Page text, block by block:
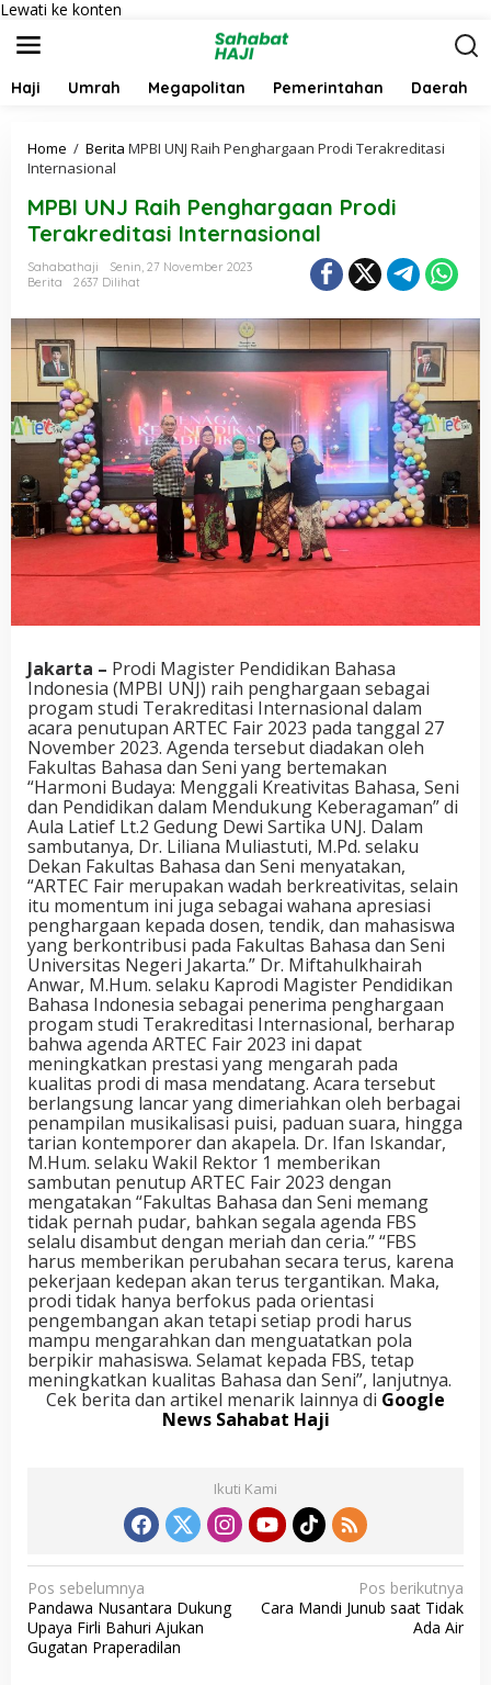
Lewati ke konten
Haji Umrah Megapolitan Pemerintahan Daerah
Home / Berita MPBI UNJ Raih Penghargaan Prodi Terakreditasi
Internasional
MPBI UNJ Raih Penghargaan Prodi
Terakreditasi Internasional
Sahabathaji
Senin, 27 November 2023
Berita
2637 Dilihat
Jakarta – Prodi Magister Pendidikan Bahasa
Indonesia (MPBI UNJ) raih penghargaan sebagai
progam studi Terakreditasi Internasional dalam
acara penutupan ARTEC Fair 2023 pada tanggal 27
November 2023. Agenda tersebut diadakan oleh
Fakultas Bahasa dan Seni yang bertemakan
“Harmoni Budaya: Menggali Kreativitas Bahasa, Seni
dan Pendidikan dalam Mendukung Keberagaman” di
Aula Latief Lt.2 Gedung Dewi Sartika UNJ. Dalam
sambutanya, Dr. Liliana Muliastuti, M.Pd. selaku
Dekan Fakultas Bahasa dan Seni menyatakan,
“ARTEC Fair merupakan wadah berkreativitas, selain
itu momentum ini juga sebagai wahana apresiasi
penghargaan kepada dosen, tendik, dan mahasiswa
yang berkontribusi pada Fakultas Bahasa dan Seni
Universitas Negeri Jakarta.” Dr. Miftahulkhairah
Anwar, M.Hum. selaku Kaprodi Magister Pendidikan
Bahasa Indonesia sebagai penerima penghargaan
progam studi Terakreditasi Internasional, berharap
bahwa agenda ARTEC Fair 2023 ini dapat
meningkatkan prestasi yang mengarah pada
kualitas prodi di masa mendatang. Acara tersebut
berlangsung lancar yang dimeriahkan oleh berbagai
penampilan musikalisasi puisi, paduan suara, hingga
tarian kontemporer dan akapela. Dr. Ifan Iskandar,
M.Hum. selaku Wakil Rektor 1 memberikan
sambutan penutup ARTEC Fair 2023 dengan
mengatakan “Fakultas Bahasa dan Seni memang
tidak pernah pudar, bahkan segala agenda FBS
selalu disambut dengan meriah dan ceria.” “FBS
harus memberikan perubahan secara terus, karena
pekerjaan kedepan akan terus tergantikan. Maka,
prodi tidak hanya berfokus pada orientasi
pengembangan akan tetapi setiap prodi harus
mampu mengarahkan dan menguatatkan pola
berpikir mahasiswa. Selamat kepada FBS, tetap
meningkatkan kualitas Bahasa dan Seni”, lanjutnya.
Cek berita dan artikel menarik lainnya di Google
News Sahabat Haji
Ikuti Kami
N
a
v
Pos sebelumnya
Pandawa Nusantara Dukung
Upaya Firli Bahuri Ajukan
Gugatan Praperadilan
Pos berikutnya
Cara Mandi Junub saat Tidak
Ada Air